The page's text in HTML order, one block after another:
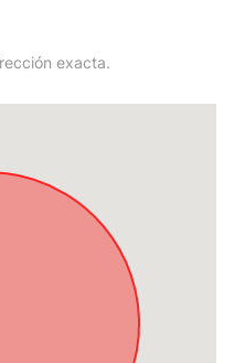
exacta.